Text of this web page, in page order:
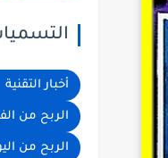
أخبار التقنية
الربح من
الربح من